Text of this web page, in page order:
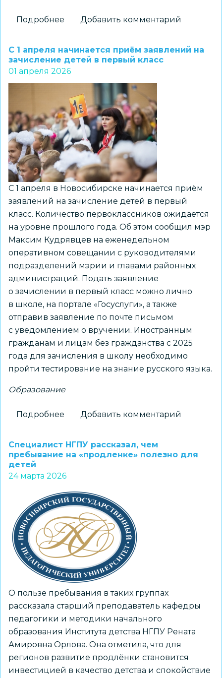
Подробнее
агробиотехнологий
открыли
во
Второй
гимназии
Добавить комментарий
С 1 апреля начинается приём заявлений на
зачисление детей в первый класс
01 апреля 2026
С 1 апреля в Новосибирске начинается приём
заявлений на зачисление детей в первый
класс. Количество первоклассников ожидается
на уровне прошлого года. Об этом сообщил мэр
Максим Кудрявцев на еженедельном
оперативном совещании с руководителями
подразделений мэрии и главами районных
администраций. Подать заявление
о зачислении в первый класс можно лично
в школе, на портале «Госуслуги», а также
отправив заявление по почте письмом
с уведомлением о вручении. Иностранным
гражданам и лицам без гражданства с 2025
года для зачисления в школу необходимо
пройти тестирование на знание русского языка.
Образование
Подробнее
1
апреля
приём
заявлений
на
зачисление
детей
в
первый
класс
Добавить комментарий
Специалист НГПУ рассказал, чем
пребывание на «продленке» полезно для
детей
24 марта 2026
О пользе пребывания в таких группах
рассказала старший преподаватель кафедры
педагогики и методики начального
образования Института детства НГПУ Рената
Амировна Орлова. Она отметила, что для
регионов развитие продлёнки становится
инвестицией в качество детства и спокойствие